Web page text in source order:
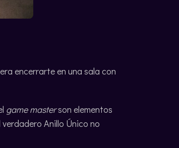
encerrarte en una sala con
game masterson elementos
Anillo Único no